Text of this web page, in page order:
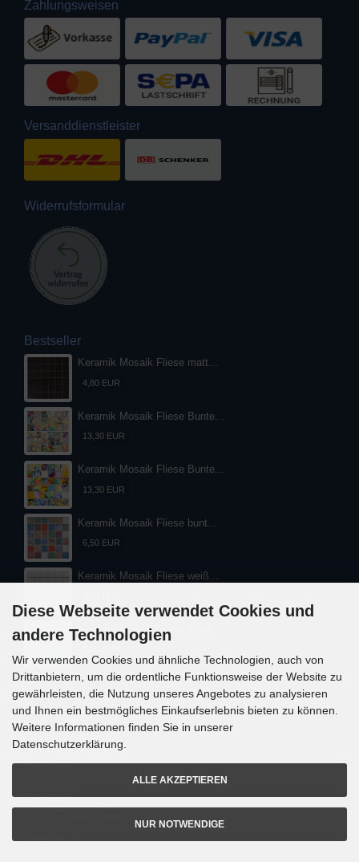
Zahlungsweisen
Versanddienstleister
Widerrufsformular
Bestseller
Keramik Mosaik Fliese matt...
4,80 EUR
Keramik Mosaik Fliese Bunte...
13,30 EUR
Keramik Mosaik Fliese Bunte...
13,30 EUR
Keramik Mosaik Fliese bunt...
6,50 EUR
Keramik Mosaik Fliese weiß...
Keramik Mosaik Fliese Retro...
Kontakt
Frank Nitsche
Gundelsheimerstrasse 48
Diese Webseite verwendet Cookies und
andere Technologien
Wir verwenden Cookies und ähnliche Technologien, auch von
Drittanbietern, um die ordentliche Funktionsweise der Website zu
gewährleisten, die Nutzung unseres Angebotes zu analysieren
und Ihnen ein bestmögliches Einkaufserlebnis bieten zu können.
Weitere Informationen finden Sie in unserer
Datenschutzerklärung.
ALLE AKZEPTIEREN
NUR NOTWENDIGE